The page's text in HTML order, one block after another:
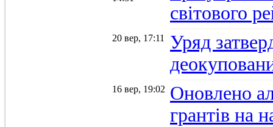
світового
20 вер, 17:11
Уряд
16 вер, 19:02 Оновлено
грантів на